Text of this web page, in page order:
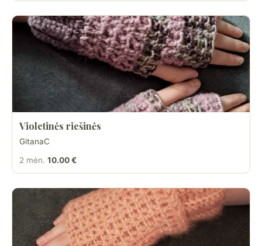
Violetinės riešinės
GitanaC
2 mėn. 10.00 €